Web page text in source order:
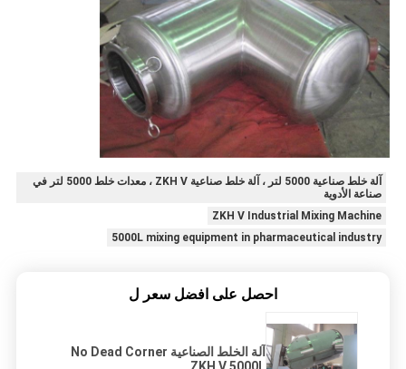
آلة خلط صناعية 5000 لتر ، آلة خلط صناعية ZKH V ، معدات خلط 5000 لتر في
صناعة الأدوية
ZKH V Industrial Mixing Machine
5000L mixing equipment in pharmaceutical industry
احصل على افضل سعر ل
آلة الخلط الصناعية No Dead Corner